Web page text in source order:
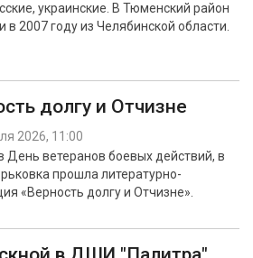
украинские. В Тюменский район
в 2007 году из Челябинской области.
долгу и Отчизне
2026, 11:00
День ветеранов боевых действий, в
прошла литературно-
«Верность долгу и Отчизне».